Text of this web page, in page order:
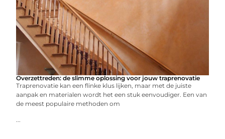
Overzettreden: de slimme oplossing voor jouw traprenovatie
Traprenovatie kan een flinke klus lijken, maar met de juiste
aanpak en materialen wordt het een stuk eenvoudiger. Een van
de meest populaire methoden om
...